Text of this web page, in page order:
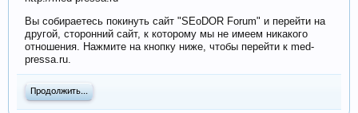
Вы собираетесь покинуть сайт "SEoDOR Forum" и перейти на
другой, сторонний сайт, к которому мы не имеем никакого
отношения. Нажмите на кнопку ниже, чтобы перейти к med-
pressa.ru.
Продолжить...